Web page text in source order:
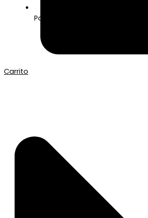
Carrito
Pago seguro con Tarjeta o Bizum